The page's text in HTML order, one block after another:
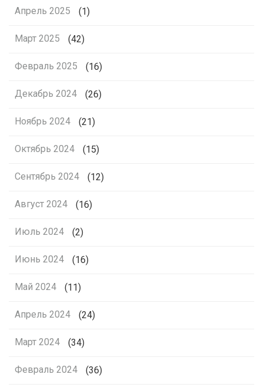
Апрель 2025 (1)
Март 2025 (42)
Февраль 2025 (16)
Декабрь 2024 (26)
Ноябрь 2024 (21)
Октябрь 2024 (15)
Сентябрь 2024 (12)
Август 2024 (16)
Июль 2024 (2)
Июнь 2024 (16)
Май 2024 (11)
Апрель 2024 (24)
Март 2024 (34)
Февраль 2024 (36)